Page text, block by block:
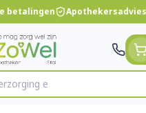
betalingen Apothekersadvies